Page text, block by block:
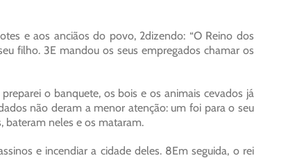
e aos anciãos do povo, 2dizendo: “O Reino dos
filho. 3E mandou os seus empregados chamar os
o banquete, os bois e os animais cevados já
não deram a menor atenção: um foi para o seu
bateram neles e os mataram.
e incendiar a cidade deles. 8Em seguida, o rei